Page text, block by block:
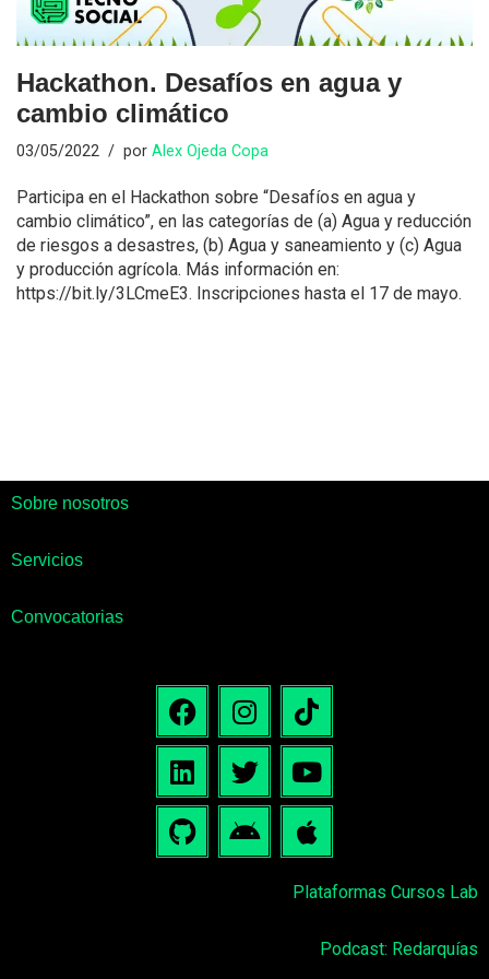
Hackathon. Desafíos en agua y
cambio climático
03/05/2022 por Alex Ojeda Copa
Participa en el Hackathon sobre “Desafíos en agua y
cambio climático”, en las categorías de (a) Agua y reducción
de riesgos a desastres, (b) Agua y saneamiento y (c) Agua
y producción agrícola. Más información en:
https://bit.ly/3LCmeE3. Inscripciones hasta el 17 de mayo.
Sobre nosotros
Servicios
Convocatorias
Plataformas Cursos Lab
Podcast: Redarquías